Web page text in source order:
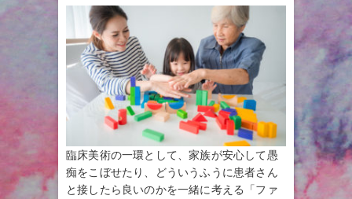
臨床美術の一環として、家族が安心して愚
痴をこぼせたり、どういうふうに患者さん
と接したら良いのかを一緒に考える「ファ